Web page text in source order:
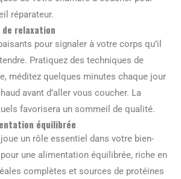
réparateur.
relaxation
pour signaler à votre corps qu’il
Pratiquez des techniques de
méditez quelques minutes chaque jour
avant d’aller vous coucher. La
favorisera un sommeil de qualité.
équilibrée
un rôle essentiel dans votre bien-
une alimentation équilibrée, riche en
complètes et sources de protéines